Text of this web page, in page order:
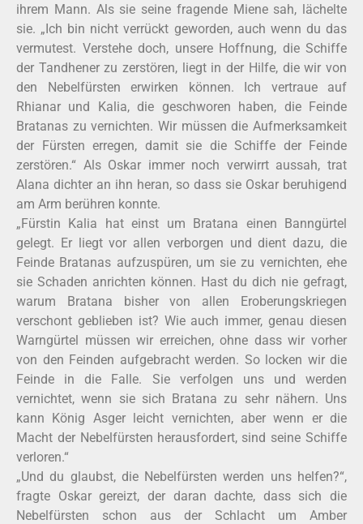
ihrem Mann. Als sie seine fragende Miene sah, lächelte
sie. „Ich bin nicht verrückt geworden, auch wenn du das
vermutest. Verstehe doch, unsere Hoffnung, die Schiffe
der Tandhener zu zerstören, liegt in der Hilfe, die wir von
den Nebelfürsten erwirken können. Ich vertraue auf
Rhianar und Kalia, die geschworen haben, die Feinde
Bratanas zu vernichten. Wir müssen die Aufmerksamkeit
der Fürsten erregen, damit sie die Schiffe der Feinde
zerstören.“ Als Oskar immer noch verwirrt aussah, trat
Alana dichter an ihn heran, so dass sie Oskar beruhigend
am Arm berühren konnte.
„Fürstin Kalia hat einst um Bratana einen Banngürtel
gelegt. Er liegt vor allen verborgen und dient dazu, die
Feinde Bratanas aufzuspüren, um sie zu vernichten, ehe
sie Schaden anrichten können. Hast du dich nie gefragt,
warum Bratana bisher von allen Eroberungskriegen
verschont geblieben ist? Wie auch immer, genau diesen
Warngürtel müssen wir erreichen, ohne dass wir vorher
von den Feinden aufgebracht werden. So locken wir die
Feinde in die Falle. Sie verfolgen uns und werden
vernichtet, wenn sie sich Bratana zu sehr nähern. Uns
kann König Asger leicht vernichten, aber wenn er die
Macht der Nebelfürsten herausfordert, sind seine Schiffe
verloren.“
„Und du glaubst, die Nebelfürsten werden uns helfen?“,
fragte Oskar gereizt, der daran dachte, dass sich die
Nebelfürsten schon aus der Schlacht um Amber